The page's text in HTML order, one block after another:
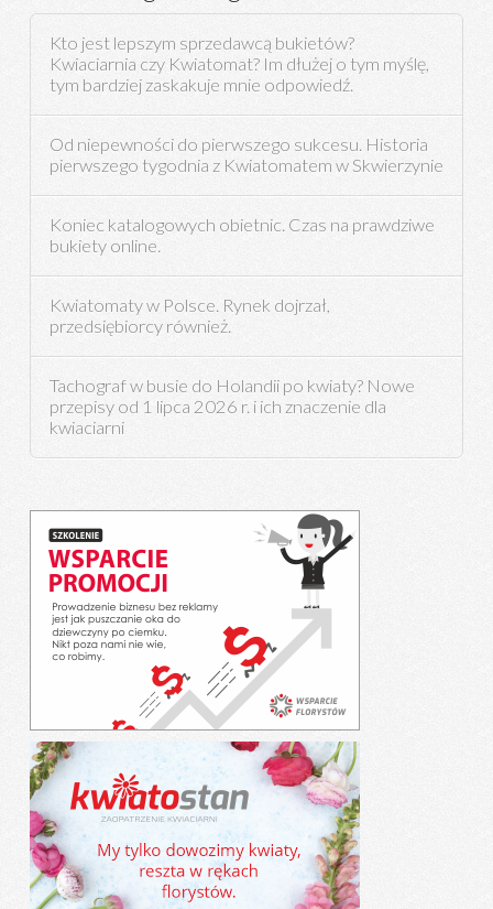
Kto jest lepszym sprzedawcą bukietów?
Kwiaciarnia czy Kwiatomat? Im dłużej o tym myślę,
tym bardziej zaskakuje mnie odpowiedź.
Od niepewności do pierwszego sukcesu. Historia
pierwszego tygodnia z Kwiatomatem w Skwierzynie
Koniec katalogowych obietnic. Czas na prawdziwe
bukiety online.
Kwiatomaty w Polsce. Rynek dojrzał,
przedsiębiorcy również.
Tachograf w busie do Holandii po kwiaty? Nowe
przepisy od 1 lipca 2026 r. i ich znaczenie dla
kwiaciarni